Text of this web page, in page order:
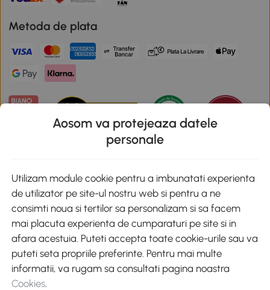
Metoda de plata
Descarca aplicatia Aosom
Google Play
+40 312294730 clienti@aosom.ro
Romania, Bucureşti Sectorul 2, Str. Barbu Paris Mumuleanu, Nr. 30-
Aosom va protejeaza datele
personale
Utilizam module cookie pentru a imbunatati experienta
de utilizator pe site-ul nostru web si pentru a ne
consimti noua si tertilor sa personalizam si sa facem
mai placuta experienta de cumparaturi pe site si in
afara acestuia. Puteti accepta toate cookie-urile sau va
puteti seta propriile preferinte. Pentru mai multe
informatii, va rugam sa consultati pagina noastra
Cookies.